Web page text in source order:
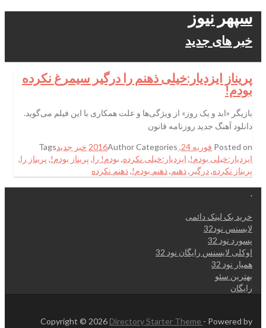
سپهر نیوز
خبر های جدید
پریناز ایزدیار:خیلی ذهنم را درگیر سیمرغ نکرده
بودم!
بازیگر «ابد و یک روز» از ویژگی‌ها و علت همکاری با این فیلم می‌گوید.
دانلود آهنگ جدید روزنامه قانون
Posted on فوریه 24, 2016 AuthorCategories خبر جدیدTags
ایزدیار:خیلی بودم!, ایزدیار:خیلی نکرده, بودم! را, پریناز بودم!, پریناز را,
پریناز نکرده,درگیر ,ذهنم,ذهنم بودم!,ذهنم نکرده
.
خرید بک لینک دائمی
لایسنس نود32
پسورد نود 32
اوکلی لایسنس رایگان نود 32
همیار نود 32
بهترین سئو
رایگان
Copyright © 2026 Directory Starter Theme - Powered by